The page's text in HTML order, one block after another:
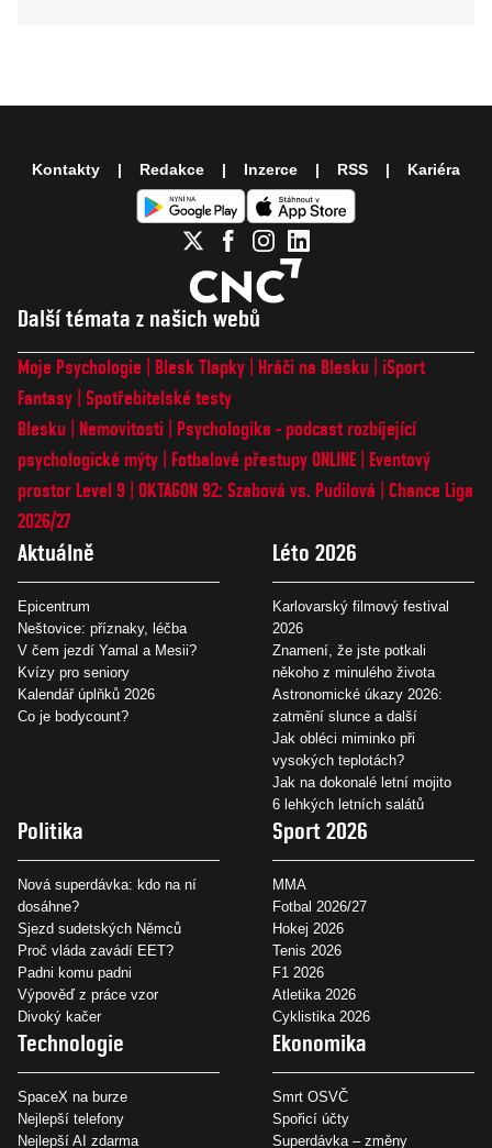
Další témata z našich webů
Moje Psychologie Blesk Tlapky Hráči na Blesku
iSport
Fantasy Spotřebitelské testy
Blesku
Nemovitosti
Psychologika - podcast rozbíjející
psychologické mýty
Fotbalové přestupy ONLINE
Eventový
prostor Level 9 OKTAGON 92: Szabová vs. Pudilová
Chance Liga
2026/27
Aktuálně
Epicentrum
Neštovice: příznaky, léčba
V čem jezdí Yamal a Mesii?
Kvízy pro seniory
Kalendář úplňků 2026
Co je bodycount?
Léto 2026
Karlovarský filmový festival
2026
Znamení, že jste potkali
někoho z minulého života
Astronomické úkazy 2026:
zatmění slunce a další
Jak obléci miminko při
vysokých teplotách?
Jak na dokonalé letní mojito
6 lehkých letních salátů
Politika
Nová superdávka: kdo na ní
dosáhne?
Sjezd sudetských Němců
Proč vláda zavádí EET?
Padni komu padni
Výpověď z práce vzor
Divoký kačer
Sport 2026
MMA
Fotbal 2026/27
Hokej 2026
Tenis 2026
F1 2026
Atletika 2026
Cyklistika 2026
Technologie
SpaceX na burze
Nejlepší telefony
Nejlepší AI zdarma
Ekonomika
Smrt OSVČ
Spořicí účty
Superdávka – změny
Kontakty Redakce Inzerce RSS Kariéra